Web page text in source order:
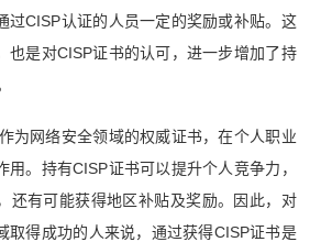
过CISP认证的人员一定的奖励或补贴。这
也是对CISP证书的认可，进一步增加了持
为网络安全领域的权威证书，在个人职业
用。持有CISP证书可以提升个人竞争力，
还有可能获得地区补贴及奖励。因此，对
取得成功的人来说，通过获得CISP证书是